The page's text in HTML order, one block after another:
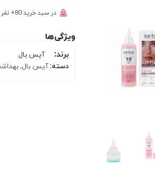
در سبد خرید 80+ نفر
ویژگی‌ها
برند:
آیس بال
دسته: آیس بال,